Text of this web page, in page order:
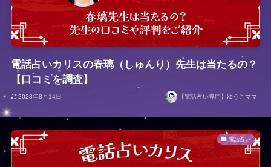
電話占いカリスの春璃（しゅんり）先生は当たるの？
【口コミを調査】
2023年8月14日 【電話占い専門】ゆうこママ
電話占い